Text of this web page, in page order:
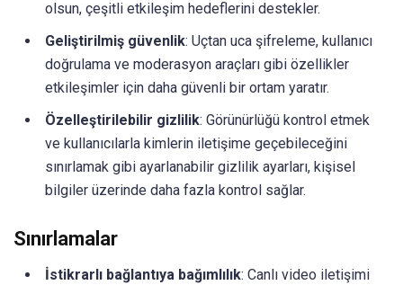
olsun, çeşitli etkileşim hedeflerini destekler.
Geliştirilmiş güvenlik: Uçtan uca şifreleme, kullanıcı
doğrulama ve moderasyon araçları gibi özellikler
etkileşimler için daha güvenli bir ortam yaratır.
Özelleştirilebilir gizlilik: Görünürlüğü kontrol etmek
ve kullanıcılarla kimlerin iletişime geçebileceğini
sınırlamak gibi ayarlanabilir gizlilik ayarları, kişisel
bilgiler üzerinde daha fazla kontrol sağlar.
Sınırlamalar
İstikrarlı bağlantıya bağımlılık: Canlı video iletişimi